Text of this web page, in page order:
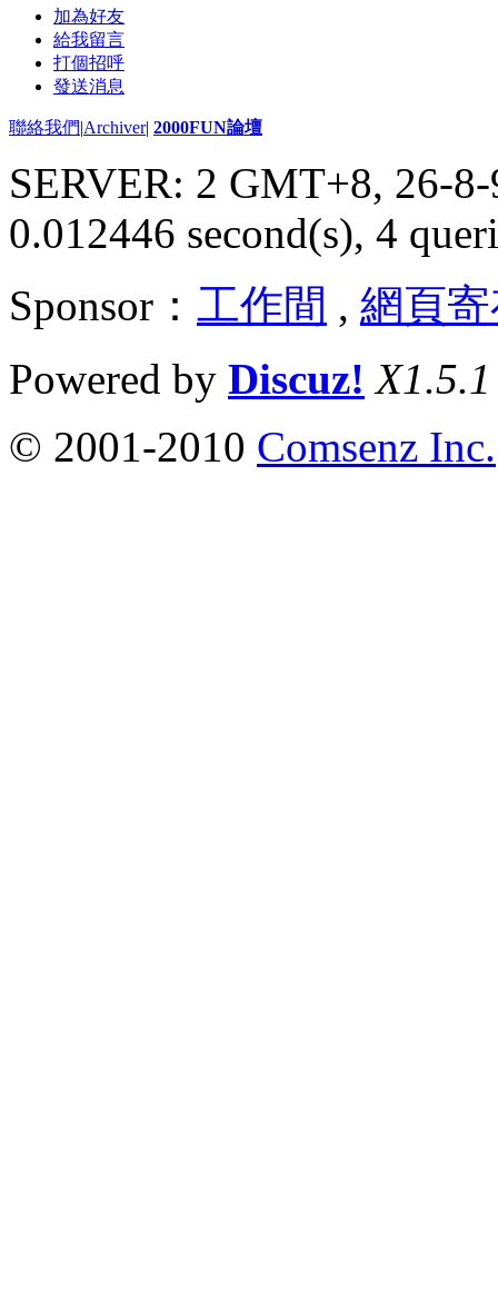
加為好友
給我留言
打個招呼
發送消息
聯絡我們|Archiver| 2000FUN論壇
SERVER: 2 GMT+8, 26-
0.012446 second(s), 4
Sponsor： 工作間 , 網頁
Powered by Discuz! X1.5.1
© 2001-2010 Comsenz Inc.